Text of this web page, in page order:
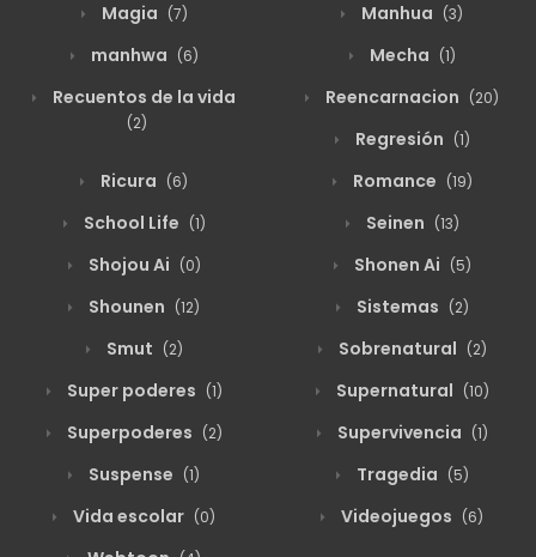
Magia (7) Manhua (3)
manhwa (6) Mecha (1)
Recuentos de la vida
(2)
Reencarnacion (20)
Regresión (1)
Ricura (6) Romance (19)
School Life (1) Seinen (13)
Shojou Ai (0) Shonen Ai (5)
Shounen (12) Sistemas (2)
Smut (2) Sobrenatural (2)
Super poderes (1) Supernatural (10)
Superpoderes (2) Supervivencia (1)
Suspense (1) Tragedia (5)
Vida escolar (0) Videojuegos (6)